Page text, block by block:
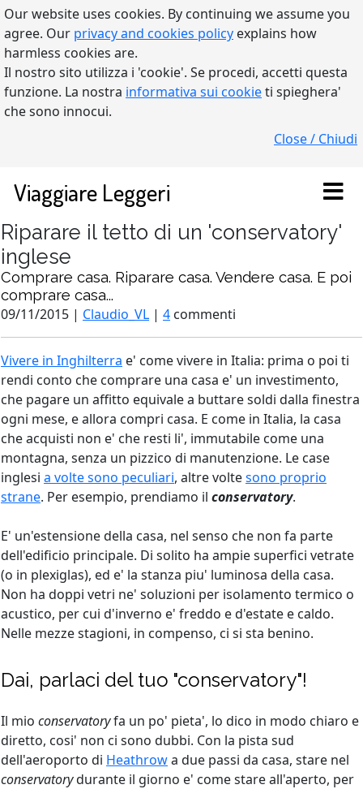
Our website uses cookies. By continuing we assume you
agree. Our privacy and cookies policy explains how
harmless cookies are.
Il nostro sito utilizza i 'cookie'. Se procedi, accetti questa
funzione. La nostra informativa sui cookieti spieghera'
che sono innocui.
Close / Chiudi
Viaggiare Leggeri
Riparare il tetto di un 'conservatory'
inglese
Comprare casa. Riparare casa. Vendere casa. E poi
comprare casa...
09/11/2015 | Claudio_VL | 4 commenti
Vivere in Inghilterra e' come vivere in Italia: prima o poi ti
rendi conto che comprare una casa e' un investimento,
che pagare un affitto equivale a buttare soldi dalla finestra
ogni mese, e allora compri casa. E come in Italia, la casa
che acquisti non e' che resti li', immutabile come una
montagna, senza un pizzico di manutenzione. Le case
inglesi a volte sono peculiari, altre voltesono proprio
strane. Per esempio, prendiamo il conservatory.
E' un'estensione della casa, nel senso che non fa parte
dell'edificio principale. Di solito ha ampie superfici vetrate
(o in plexiglas), ed e' la stanza piu' luminosa della casa.
Non ha doppi vetri ne' soluzioni per isolamento termico o
acustico, per cui d'inverno e' freddo e d'estate e caldo.
Nelle mezze stagioni, in compenso, ci si sta benino.
Dai, parlaci del tuo "conservatory"!
Il mio conservatoryfa un po' pieta', lo dico in modo chiaro e
diretto, cosi' non ci sono dubbi. Con la pista sud
dell'aeroporto di Heathrowa due passi da casa, stare nel
conservatorydurante il giorno e' come stare all'aperto, per